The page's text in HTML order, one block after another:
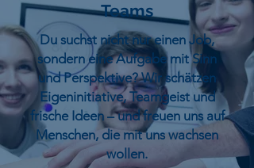
Teams
Du suchst nicht nur einen Job,
sondern eine Aufgabe mit Sinn
und Perspektive? Wir schätzen
Eigeninitiative, Teamgeist und
frische Ideen – und freuen uns auf
Menschen, die mit uns wachsen
wollen.